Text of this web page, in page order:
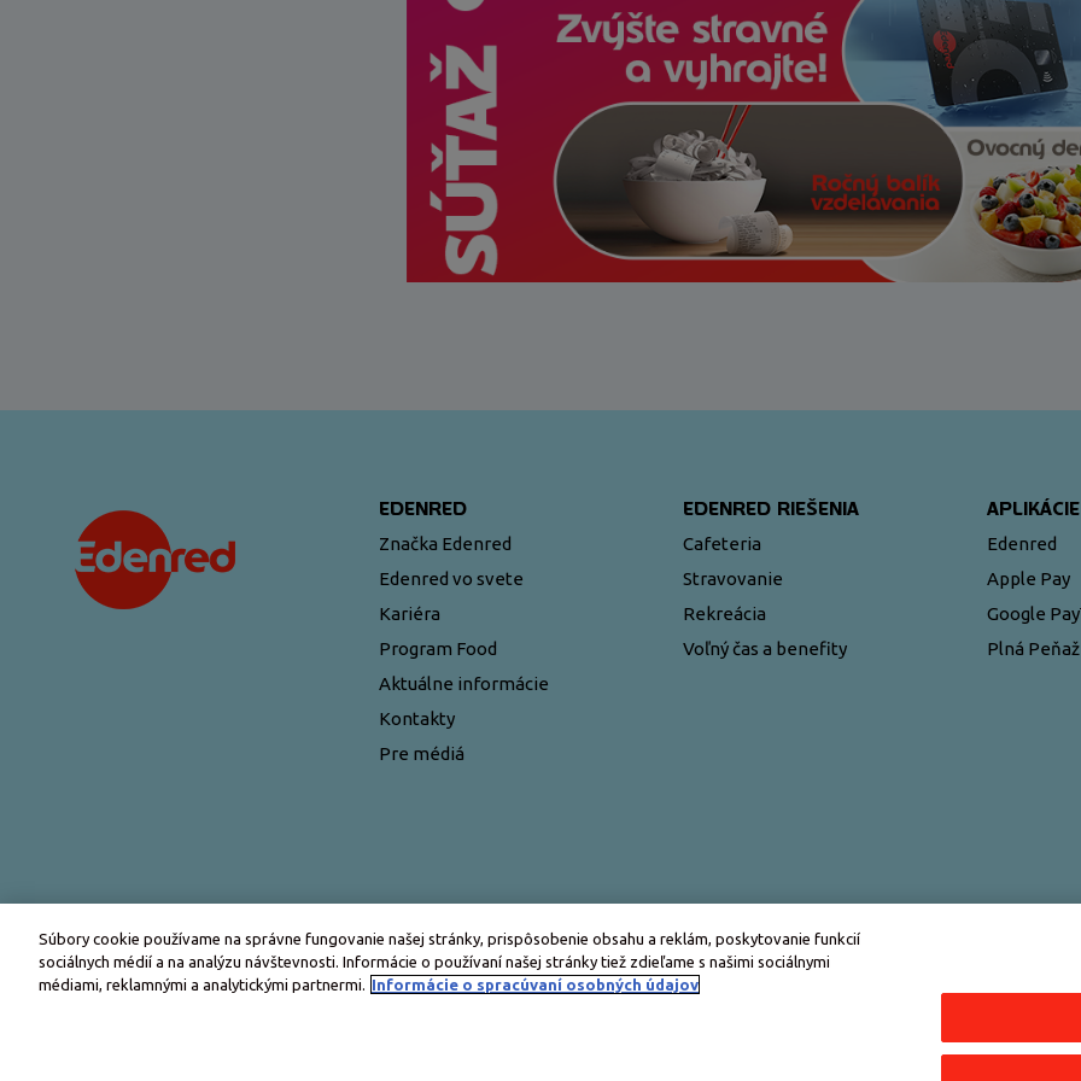
EDENRED
Značka Edenred
Edenred vo svete
Kariéra
Program Food
Aktuálne informácie
Kontakty
Pre médiá
EDENRED RIEŠENIA
Cafeteria
Stravovanie
Rekreácia
Voľný čas a benefity
APLIKÁCIE
Edenred
Apple Pay
Google
Plná
Súbory cookie používame na správne fungovanie našej stránky, prispôsobenie obsahu a reklám, poskytovanie funkcií
sociálnych médií a na analýzu návštevnosti. Informácie o používaní našej stránky tiež zdieľame s našimi sociálnymi
médiami, reklamnými a analytickými partnermi. Informácie o spracúvaní osobných údajov